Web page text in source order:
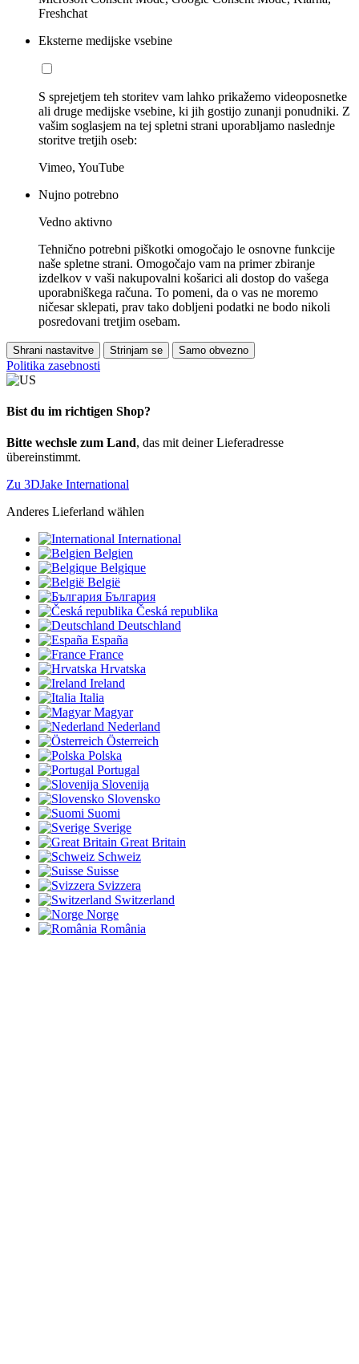
Freshchat
Eksterne medijske vsebine
S sprejetjem teh storitev vam lahko prikažemo videoposnetke
ali druge medijske vsebine, ki jih gostijo zunanji ponudniki. Z
vašim soglasjem na tej spletni strani uporabljamo naslednje
storitve tretjih oseb:
Vimeo, YouTube
Nujno potrebno
Vedno aktivno
Tehnično potrebni piškotki omogočajo le osnovne funkcije
naše spletne strani. Omogočajo vam na primer zbiranje
izdelkov v vaši nakupovalni košarici ali dostop do vašega
uporabniškega računa. To pomeni, da o vas ne moremo
ničesar sklepati, prav tako dobljeni podatki ne bodo nikoli
posredovani tretjim osebam.
Shrani nastavitve Strinjam se Samo obvezno
Politika zasebnosti
Bist du im richtigen Shop?
Bitte wechsle zum Land, das mit deiner Lieferadresse
übereinstimmt.
Zu 3DJake International
Anderes Lieferland wählen
International
Belgien
Belgique
België
България
Česká republika
Deutschland
España
France
Hrvatska
Ireland
Italia
Magyar
Nederland
Österreich
Polska
Portugal
Slovenija
Slovensko
Suomi
Sverige
Great Britain
Schweiz
Suisse
Svizzera
Switzerland
Norge
România